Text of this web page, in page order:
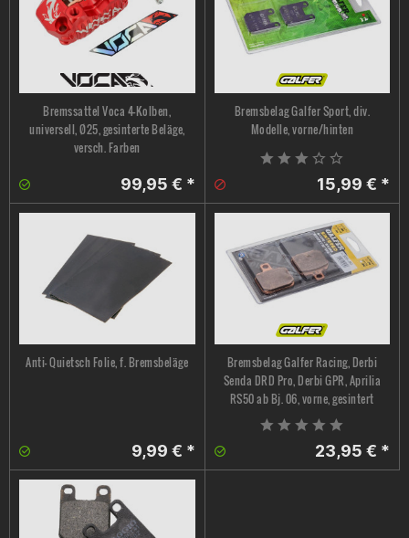
Bremssattel Voca 4-Kolben,
universell, Ø25, gesinterte Beläge,
versch. Farben
99,95 € *
Bremsbelag Galfer Sport, div.
Modelle, vorne/hinten
15,99 € *
Anti- Quietsch Folie, f. Bremsbeläge
9,99 € *
Bremsbelag Galfer Racing, Derbi
Senda DRD Pro, Derbi GPR, Aprilia
RS50 ab Bj. 06, vorne, gesintert
23,95 € *